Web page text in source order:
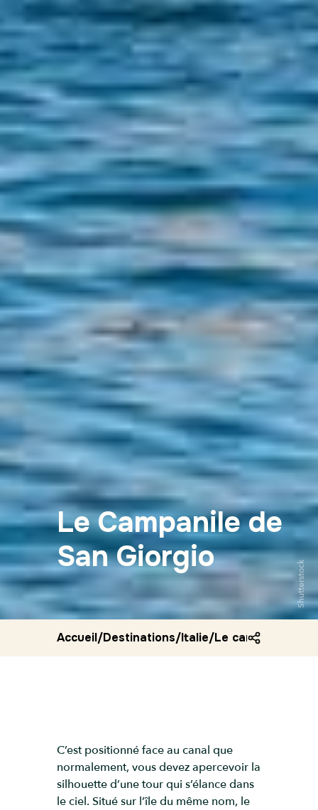
Le Campanile de
San Giorgio
Shutterstock
Accueil/Destinations/Italie/Le campanile de
C’est positionné face au canal que
normalement, vous devez apercevoir la
silhouette d’une tour qui s’élance dans
le ciel. Situé sur l’île du même nom, le